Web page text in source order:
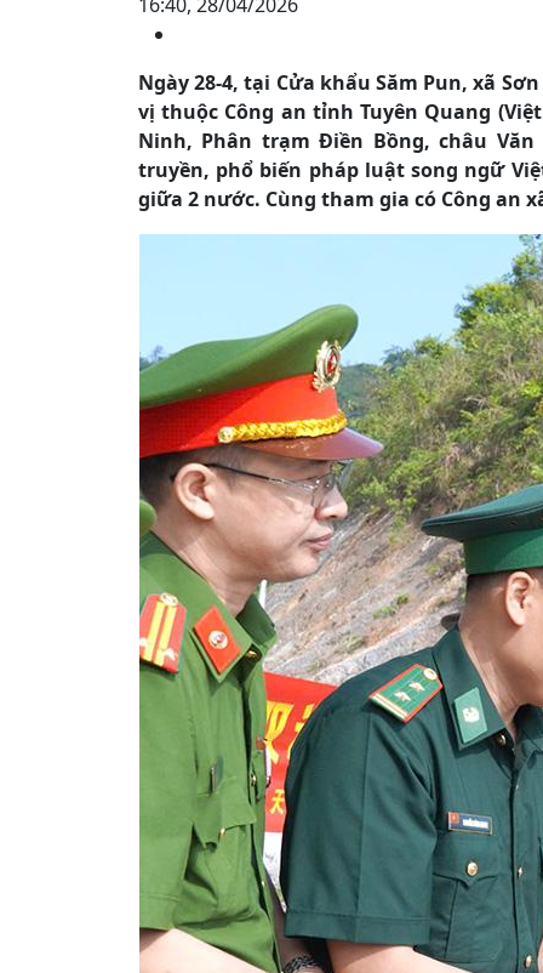
Ngày 28-4, tại Cửa khẩu Săm Pun, xã
vị thuộc Công an tỉnh Tuyên Quang
Ninh, Phân trạm Điền Bồng, châu
truyền, phổ biến pháp luật song ngữ
giữa 2 nước. Cùng tham gia có Công an